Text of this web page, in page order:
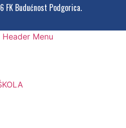
Budućnost Podgorica.